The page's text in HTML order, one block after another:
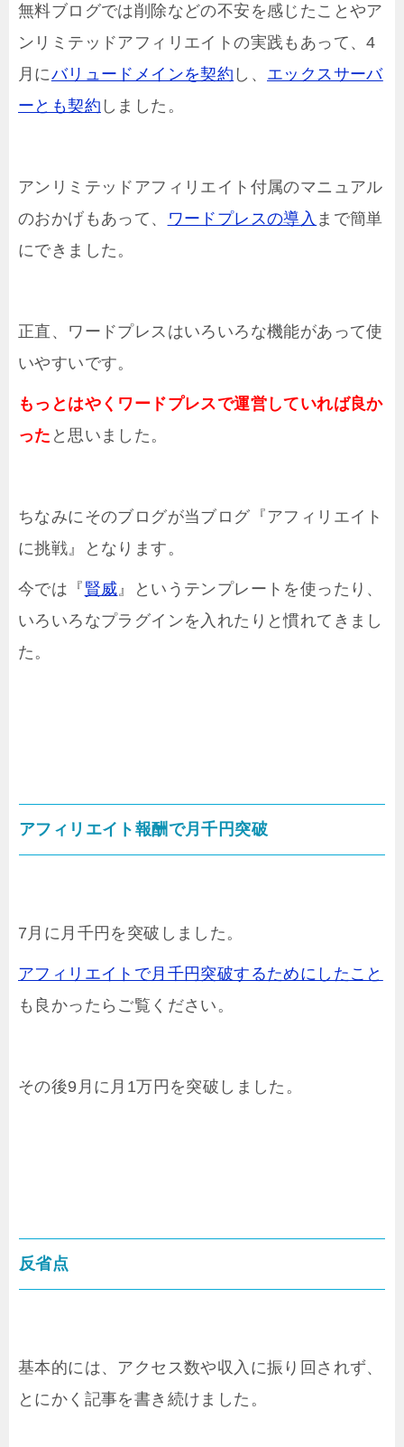
無料ブログでは削除などの不安を感じたことやア
ンリミテッドアフィリエイトの実践もあって、4
月にバリュードメインを契約 し、 エックスサーバ
ーとも契約 しました。
アンリミテッドアフィリエイト付属のマニュアル
のおかげもあって、
ワードプレスの導入 まで簡単
にできました。
正直、ワードプレスはいろいろな機能があって使
いやすいです。
もっとはやくワードプレスで運営していれば良か
った と思いました。
ちなみにそのブログが当ブログ『アフィリエイト
に挑戦』となります。
今では『 賢威 』というテンプレートを使ったり、
いろいろなプラグインを入れたりと慣れてきまし
た。
アフィリエイト報酬で月千円突破
7月に月千円を突破しました。
アフィリエイトで月千円突破するためにしたこと
も良かったらご覧ください。
その後9月に月1万円を突破しました。
反省点
基本的には、アクセス数や収入に振り回されず、
とにかく記事を書き続けました。